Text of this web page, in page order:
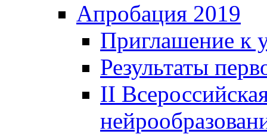
Апробация 2019
Приглашение к
Результаты
II